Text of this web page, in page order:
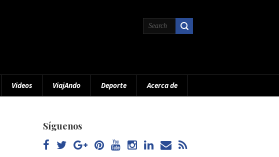
Videos ViajAndo Deporte Acerca de
Síguenos